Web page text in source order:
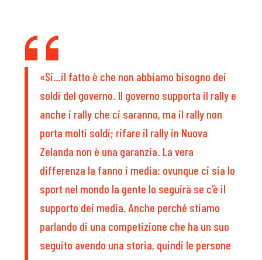
«Si…il fatto è che non abbiamo bisogno dei
soldi del governo. Il governo supporta il rally e
anche i rally che ci saranno, ma il rally non
porta molti soldi; rifare il rally in Nuova
Zelanda non è una garanzia. La vera
differenza la fanno i media: ovunque ci sia lo
sport nel mondo la gente lo seguirà se c’è il
supporto dei media. Anche perché stiamo
parlando di una competizione che ha un suo
seguito avendo una storia, quindi le persone